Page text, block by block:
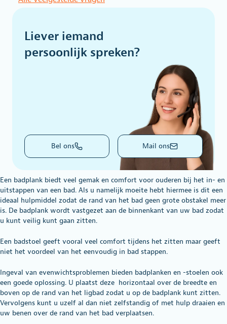
Liever iemand
persoonlijk spreken?
Bel ons Mail ons
Een badplank biedt veel gemak en comfort voor ouderen bij het in- en
uitstappen van een bad. Als u namelijk moeite hebt hiermee is dit een
ideaal hulpmiddel zodat de rand van het bad geen grote obstakel meer
is. De badplank wordt vastgezet aan de binnenkant van uw bad zodat
u kunt veilig kunt gaan zitten.
Een badstoel geeft vooral veel comfort tijdens het zitten maar geeft
niet het voordeel van het eenvoudig in bad stappen.
Ingeval van evenwichtsproblemen bieden badplanken en -stoelen ook
een goede oplossing. U plaatst deze horizontaal over de breedte en
boven op de rand van het ligbad zodat u op de badplank kunt zitten.
Vervolgens kunt u uzelf al dan niet zelfstandig of met hulp draaien en
uw benen over de rand van het bad verplaatsen.